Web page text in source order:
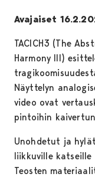
Avajaiset
TACICH3 (The
Harmony III)
Näyttelyn
video ovat
pintoihin
Unohdetut ja
liikkuville
Teosten